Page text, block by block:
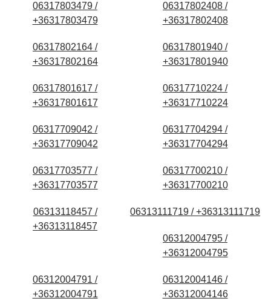
06317803479 /
+36317803479
06317802408 /
+36317802408
06317802164 /
+36317802164
06317801940 /
+36317801940
06317801617 /
+36317801617
06317710224 /
+36317710224
06317709042 /
+36317709042
06317704294 /
+36317704294
06317703577 /
+36317703577
06317700210 /
+36317700210
06313118457 /
+36313118457
06313111719 / +36313111719
06312004795 /
+36312004795
06312004791 /
+36312004791
06312004146 /
+36312004146